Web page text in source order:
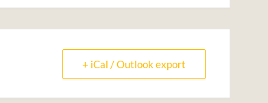
+ iCal / Outlook export